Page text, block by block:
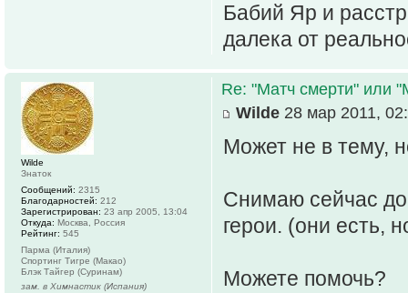
Бабий Яр и
далека от
Re: "Матч смерти" или
Wilde 28 мар 2011,
Может не в тему,
Снимаю сейчас
герои. (они есть,
Можете помочь?
Wilde
Знаток
Сообщений: 2315
Благодарностей: 212
Зарегистрирован: 23 апр 2005, 13:04
Откуда: Москва, Россия
Рейтинг: 545
Парма (Италия)
Спортинг Тигре (Макао)
Блэк Тайгер (Суринам)
зам. в Химнастик (Испания)